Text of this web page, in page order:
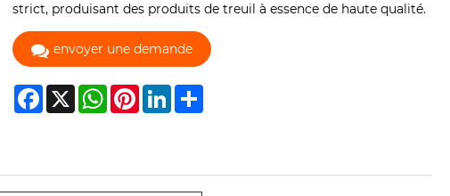
strict, produisant des produits de treuil à essence de haute qualité.
envoyer une demande
Facebook
X WhatsApp
PinterestLinkedInShare